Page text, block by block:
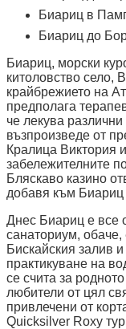
Биариц в
Биариц до
Биариц, морски
китоловство село,
крайбрежието на
предполага
че лекува
възпроизведе от
Кралица Виктория
забележителните
Бляскаво казино
добавя към Биариц
Днес Биариц е все
санаториум,
Бискайския залив
практикуване на
се счита за
любители от цял
привлечени от
Quicksilver Roxy